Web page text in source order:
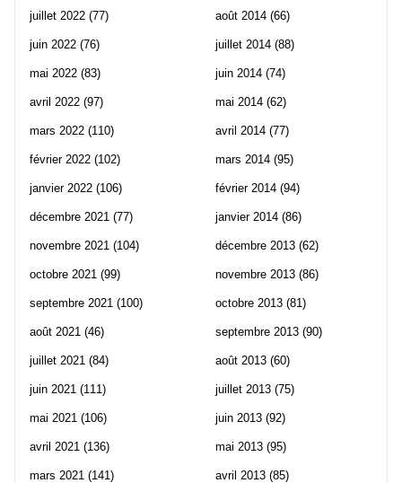
juillet 2022 (77)
juin 2022 (76)
mai 2022 (83)
avril 2022 (97)
mars 2022 (110)
février 2022 (102)
janvier 2022 (106)
décembre 2021 (77)
novembre 2021 (104)
octobre 2021 (99)
septembre 2021 (100)
août 2021 (46)
juillet 2021 (84)
juin 2021 (111)
mai 2021 (106)
avril 2021 (136)
mars 2021 (141)
août 2014 (66)
juillet 2014 (88)
juin 2014 (74)
mai 2014 (62)
avril 2014 (77)
mars 2014 (95)
février 2014 (94)
janvier 2014 (86)
décembre 2013 (62)
novembre 2013 (86)
octobre 2013 (81)
septembre 2013 (90)
août 2013 (60)
juillet 2013 (75)
juin 2013 (92)
mai 2013 (95)
avril 2013 (85)